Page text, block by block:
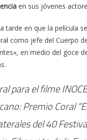
en sus jóvenes
tarde en que la película
como jefe del Cuerpo
en medio del goce
para el filme
Premio Coral
del 40